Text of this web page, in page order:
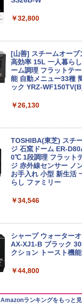
【在庫処分価格】も
kg 業務用 お米マイス
￥2,680
￥3,396
by Amazon 新潟県産
角ハイボール
イスキー ハイボール 缶
￥4,939
容量 4リットル
￥4,345
白州 Story of the
￥20,000
￥1,451
国分 tabete だし麺 千
し 塩らーめん
￥2,323
らに塩分控えめ
￥2,989
家系醤油豚骨 3食パッ
￥32,800
[山善] スチームオーブ
高効率 15L 一人暮ら
ーム調理 フラットテ
能 自動メニュー33種
ック YRZ-
￥26,130
TOSHIBA(東芝) スチ
ジ 石窯ドーム ER-
0℃ 1段調理 フラット
ジ 赤外線センサー ノ
お手入れ 小型 新生活
らし ファミリー
￥34,546
シャープ ウォーター
AX-XJ1-B ブラック
クション トースト機能
￥44,800
Amazonランキングをもっと